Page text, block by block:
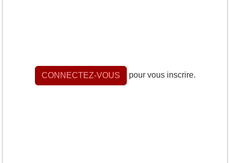
CONNECTEZ-VOUS pour vous inscrire.